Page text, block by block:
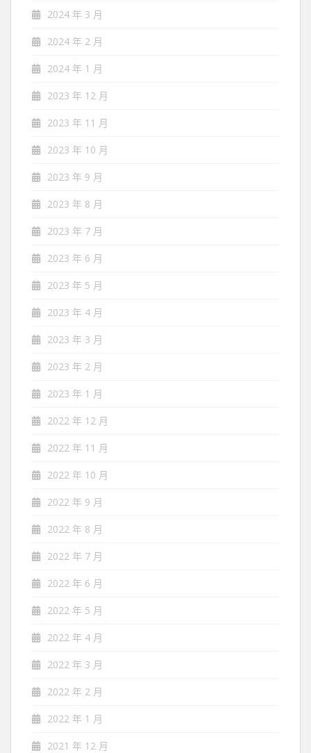
2024 年 3 月
2024 年 2 月
2024 年 1 月
2023 年 12 月
2023 年 11 月
2023 年 10 月
2023 年 9 月
2023 年 8 月
2023 年 7 月
2023 年 6 月
2023 年 5 月
2023 年 4 月
2023 年 3 月
2023 年 2 月
2023 年 1 月
2022 年 12 月
2022 年 11 月
2022 年 10 月
2022 年 9 月
2022 年 8 月
2022 年 7 月
2022 年 6 月
2022 年 5 月
2022 年 4 月
2022 年 3 月
2022 年 2 月
2022 年 1 月
2021 年 12 月